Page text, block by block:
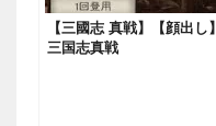
【三國志 真戦】【顔出
三国志真戦